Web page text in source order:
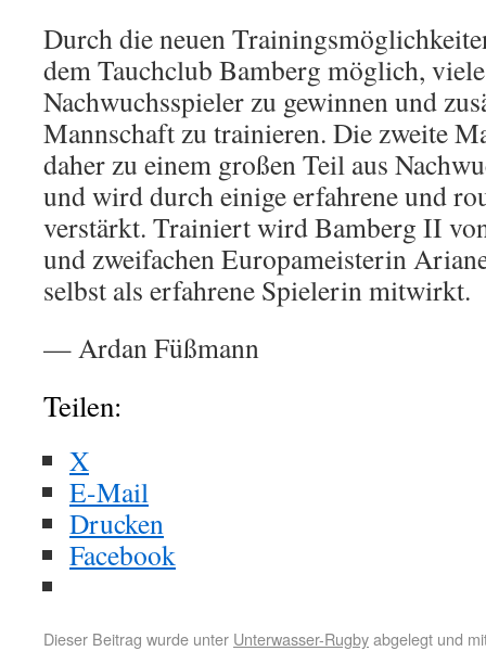
Durch die neuen
dem Tauchclub Bamberg möglich,
Nachwuchsspieler zu gewinnen und
Mannschaft zu trainieren. Die zweite
daher zu einem großen Teil aus
und wird durch einige erfahrene und
verstärkt. Trainiert wird Bamberg II
und zweifachen Europameisterin
selbst als erfahrene Spielerin mitwirkt.
— Ardan Füßmann
Teilen:
X
E-Mail
Drucken
Facebook
Dieser Beitrag wurde unter Unterwasser-Rugbyabgelegt und